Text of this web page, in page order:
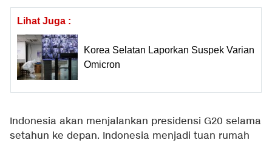
Lihat Juga :
Korea Selatan Laporkan Suspek Varian
Omicron
Indonesia akan menjalankan presidensi G20 selama
setahun ke depan. Indonesia menjadi tuan rumah